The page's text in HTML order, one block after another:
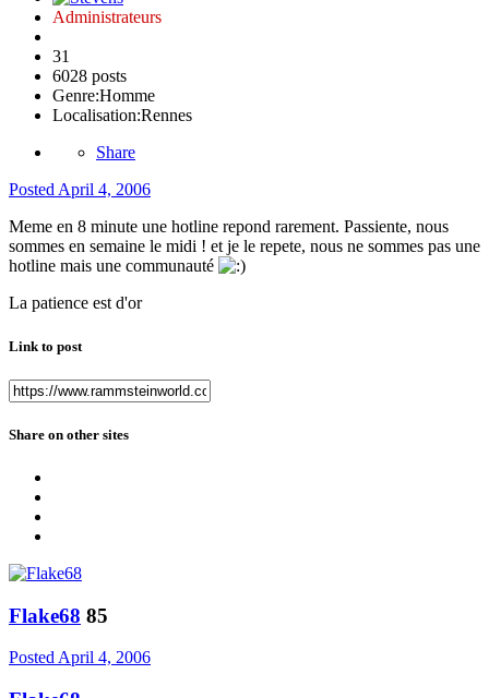
Administrateurs
31
6028 posts
Genre:Homme
Localisation:Rennes
Share
Posted April 4, 2006
Meme en 8 minute une hotline repond rarement. Passiente, nous
sommes en semaine le midi ! et je le repete, nous ne sommes pas une
hotline mais une communauté
La patience est d'or
Link to post
Share on other sites
Flake68 85
PostedApril 4, 2006